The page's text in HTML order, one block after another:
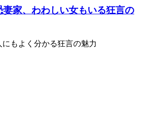
妻家、わわしい女もいる狂言の
もよく分かる狂言の魅力